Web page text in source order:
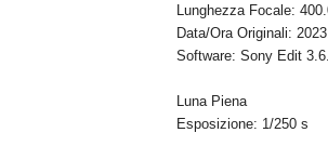
Lunghezza Focale:
Data/Ora Originali:
Software: Sony Edit
Luna Piena
Esposizione: 1/250 s